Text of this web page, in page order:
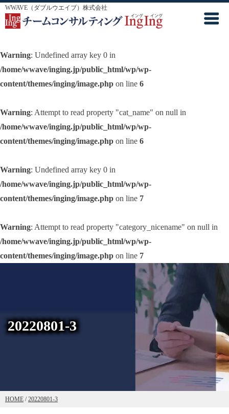
WWAVE（ダブルウエイブ）株式会社
Warning: Undefined array key 0 in
/home/wwave/inging.jp/public_html/wp/wp-
content/themes/inging/image.php on line 6
Warning: Attempt to read property "cat_name" on null in
/home/wwave/inging.jp/public_html/wp/wp-
content/themes/inging/image.php on line 6
Warning: Undefined array key 0 in
/home/wwave/inging.jp/public_html/wp/wp-
content/themes/inging/image.php on line 7
Warning: Attempt to read property "category_nicename" on null in
/home/wwave/inging.jp/public_html/wp/wp-
content/themes/inging/image.php on line 7
20220801-3
HOME /20220801-3